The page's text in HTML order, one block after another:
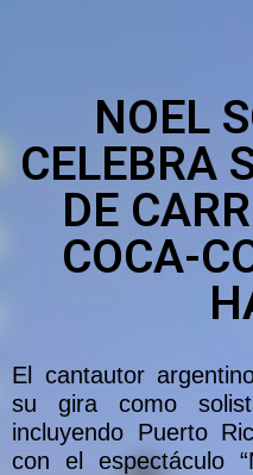
NOEL
CELEBRA
DE
COCA-
El cantautor
su gira como
incluyendo Puerto
con el espectáculo